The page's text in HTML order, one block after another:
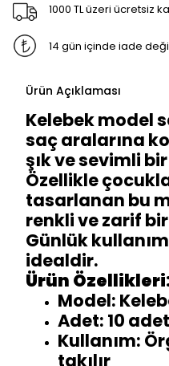
1000 TL üzeri ücretsiz
14 gün içinde iade
Ürün Açıklaması
Kelebek model
saç aralarına
şık ve sevimli
Özellikle
tasarlanan bu
renkli ve zarif
Günlük
idealdir.
Ürün
Model:
Adet: 10 adet
Kullanım:
takılır